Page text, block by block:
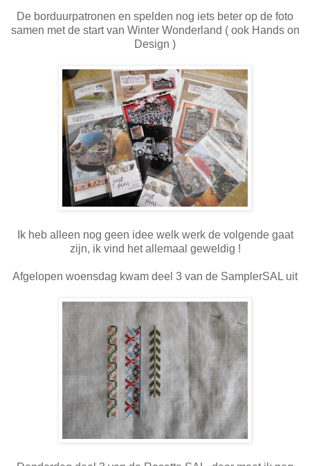
De borduurpatronen en spelden nog iets beter op de foto
samen met de start van Winter Wonderland ( ook Hands on
Design )
Ik heb alleen nog geen idee welk werk de volgende gaat
zijn, ik vind het allemaal geweldig !
Afgelopen woensdag kwam deel 3 van de SamplerSAL uit